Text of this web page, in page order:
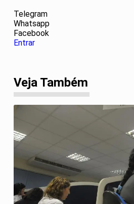
Telegram
Whatsapp
Facebook
Entrar
Veja Também